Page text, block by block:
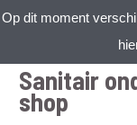
Op dit moment
Sanitair
shop